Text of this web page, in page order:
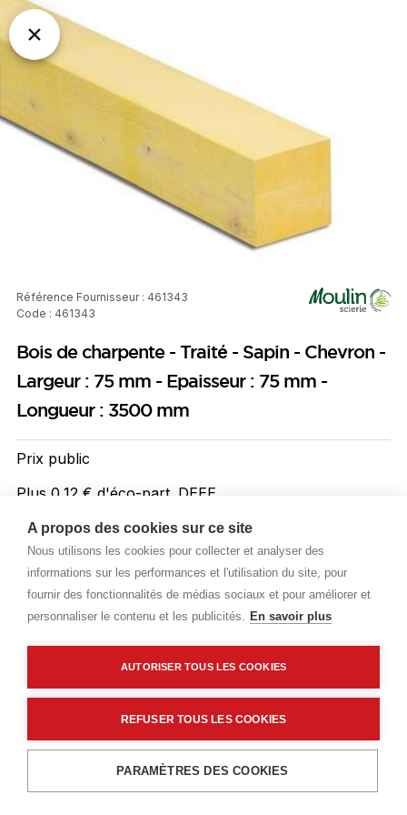
A propos des cookies sur ce site
Nous utilisons les cookies pour collecter et analyser des
informations sur les performances et l'utilisation du site, pour
fournir des fonctionnalités de médias sociaux et pour améliorer et
personnaliser le contenu et les publicités. En savoir plus
AUTORISER TOUS LES COOKIES
REFUSER TOUS LES COOKIES
PARAMÈTRES DES COOKIES
Référence Fournisseur : 461343
Code : 461343
Bois de charpente - Traité - Sapin - Chevron -
Largeur : 75 mm - Epaisseur : 75 mm -
Longueur : 3500 mm
Prix public
Plus 0,12 € d'éco-part. DEEE
4,97 €TTC/ML
Livraisons & enlèvement
Caractéristiques techniques
Ajouter au panier